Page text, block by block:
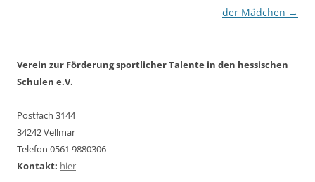
der Mädchen →
Verein zur Förderung sportlicher Talente in den hessischen
Schulen e.V.
Postfach 3144
34242 Vellmar
Telefon 0561 9880306
Kontakt: hier